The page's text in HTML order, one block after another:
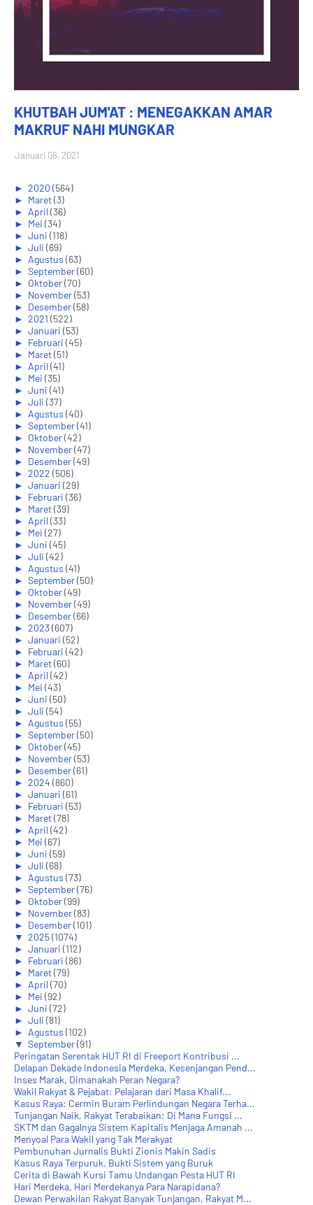
KHUTBAH JUM'AT : MENEGAKKAN AMAR
MAKRUF NAHI MUNGKAR
Januari 08, 2021
► 2020 (564)
► Maret(3)
► April(36)
► Mei (34)
► Juni (118)
► Juli (69)
► Agustus (63)
► September(60)
► Oktober(70)
► November(53)
► Desember(58)
► 2021 (522)
► Januari (53)
► Februari (45)
► Maret(51)
► April(41)
► Mei (35)
► Juni (41)
► Juli (37)
► Agustus (40)
► September(41)
► Oktober(42)
► November(47)
► Desember(49)
► 2022 (506)
► Januari (29)
► Februari (36)
► Maret(39)
► April(33)
► Mei (27)
► Juni (45)
► Juli (42)
► Agustus (41)
► September(50)
► Oktober(49)
► November(49)
► Desember(66)
► 2023(607)
► Januari (52)
► Februari (42)
► Maret(60)
► April(42)
► Mei (43)
► Juni (50)
► Juli (54)
► Agustus (55)
► September(50)
► Oktober(45)
► November(53)
► Desember(61)
► 2024 (860)
► Januari (61)
► Februari (53)
► Maret(78)
► April(42)
► Mei (67)
► Juni (59)
► Juli (68)
► Agustus (73)
► September(76)
► Oktober(99)
► November(83)
► Desember(101)
▼ 2025(1074)
► Januari (112)
► Februari (86)
► Maret(79)
► April(70)
► Mei (92)
► Juni (72)
► Juli (81)
► Agustus (102)
▼ September(91)
Peringatan Serentak HUT RI di Freeport Kontribusi ...
Delapan Dekade Indonesia Merdeka, Kesenjangan Pend...
Inses Marak, Dimanakah Peran Negara?
Wakil Rakyat & Pejabat: Pelajaran dari Masa Khalif...
Kasus Raya: Cermin Buram Perlindungan Negara Terha...
Tunjangan Naik, Rakyat Terabaikan: Di Mana Fungsi ...
SKTM dan Gagalnya Sistem Kapitalis Menjaga Amanah ...
Menyoal Para Wakil yang Tak Merakyat
Pembunuhan Jurnalis Bukti Zionis Makin Sadis
Kasus Raya Terpuruk, Bukti Sistem yang Buruk
Cerita di Bawah Kursi Tamu Undangan Pesta HUT RI
Hari Merdeka, Hari Merdekanya Para Narapidana?
Dewan Perwakilan Rakyat Banyak Tunjangan, Rakyat M...